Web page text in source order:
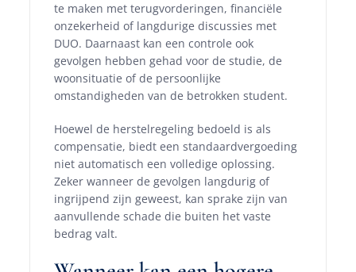
te maken met terugvorderingen, financiële
onzekerheid of langdurige discussies met
DUO. Daarnaast kan een controle ook
gevolgen hebben gehad voor de studie, de
woonsituatie of de persoonlijke
omstandigheden van de betrokken student.
Hoewel de herstelregeling bedoeld is als
compensatie, biedt een standaardvergoeding
niet automatisch een volledige oplossing.
Zeker wanneer de gevolgen langdurig of
ingrijpend zijn geweest, kan sprake zijn van
aanvullende schade die buiten het vaste
bedrag valt.